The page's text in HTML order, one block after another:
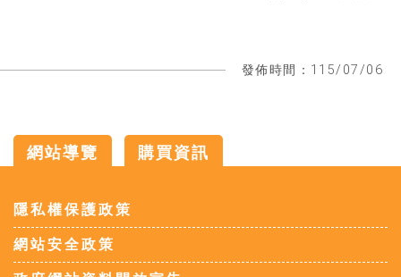
發佈時間：115/07/06
網站導覽
購買資訊
隱私權保護政策
網站安全政策